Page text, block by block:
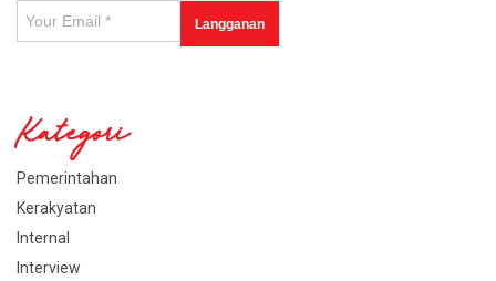
Kategori
Pemerintahan
Kerakyatan
Internal
Interview